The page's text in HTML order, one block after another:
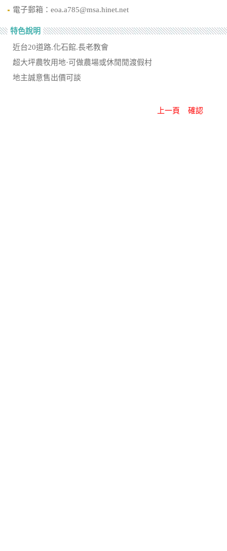
電子郵箱：eoa.a785@msa.hinet.net
特色說明
近台20道路.化石館.長老教會
超大坪農牧用地·可做農場或休閒閒渡假村
地主誠意售出價可談
上一頁 確認